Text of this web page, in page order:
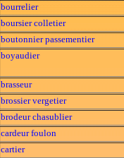
bourrelier
boursier colletier
boutonnier passementier
boyaudier
brasseur
brossier vergetier
brodeur chasublier
cardeur foulon
cartier